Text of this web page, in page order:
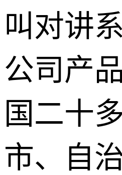
叫对讲
公司产
国二十
市、自